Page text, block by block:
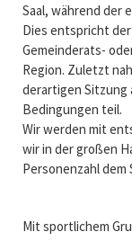
Saal, während der
Dies entspricht
Gemeinderats-
Region. Zuletzt
derartigen Sitzung
Bedingungen teil.
Wir werden mit
wir in der großen
Personenzahl dem
Mit sportlichem